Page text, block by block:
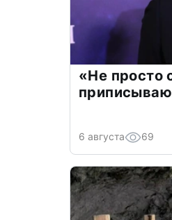
«Не просто
6 августа 69